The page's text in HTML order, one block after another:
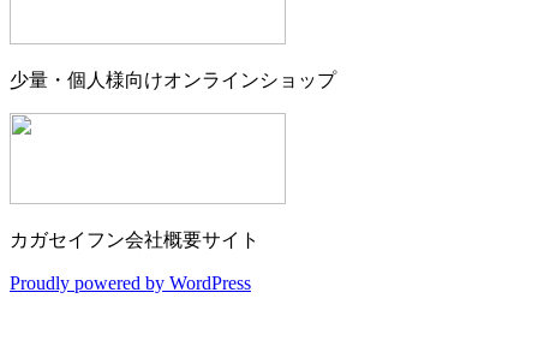
少量・個人様向けオンラインショップ
カガセイフン会社概要サイト
Proudly powered by WordPress